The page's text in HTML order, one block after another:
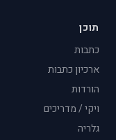
תוכן
כתבות
ארכיון כתבות
הורדות
ויקי / מדריכים
גלריה